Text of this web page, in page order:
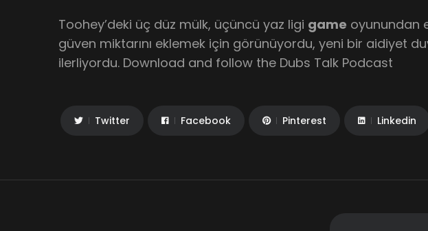
Toohey’deki üç düz mülk, üçüncü yaz ligi game oyunundan
güven miktarını eklemek için görünüyordu, yeni bir aidiyet
ilerliyordu. Download and follow the Dubs Talk Podcast
Twitter Facebook Pinterest Linkedin